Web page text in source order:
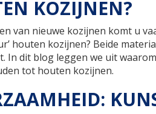
KOZIJNEN?
van nieuwe kozijnen komt u
houten kozijnen? Beide
In dit blog leggen we uit
tot houten kozijnen.